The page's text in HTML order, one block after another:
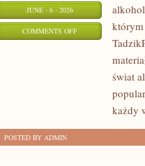
JUNE - 6 - 2026
COMMENTS OFFON
SZAMPANY
którym
świat
każdy
POSTED BY ADMIN